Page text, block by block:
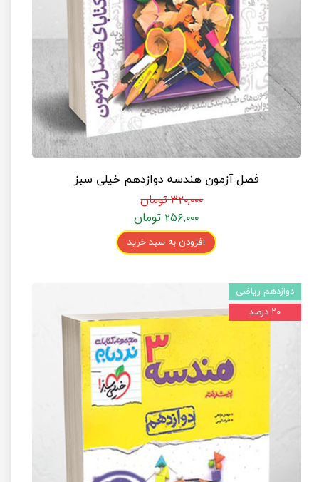
فصل آزمون هندسه دوازدهم خیلی سبز
۳۲۰,۰۰۰ تومان
۲۵۶,۰۰۰ تومان
افزودن به سبد خرید
دوازدهم ریاضی
۲۰ درصد